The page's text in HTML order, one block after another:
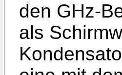
den GHz-
als